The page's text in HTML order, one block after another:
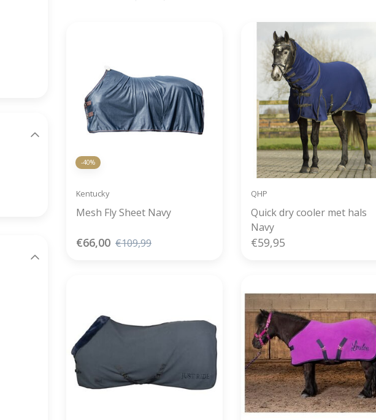
-40%
Kentucky
Mesh Fly Sheet Navy
€66,00 €109,99
QHP
Quick dry cooler met hals
Navy
€59,95